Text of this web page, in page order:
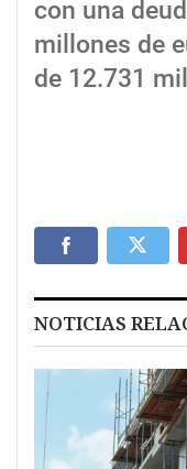
con una
millones de
de 12.731
NOTICIAS